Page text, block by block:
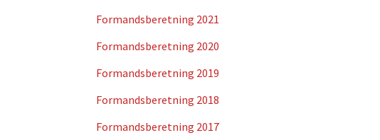
Formandsberetning 2021
Formandsberetning 2020
Formandsberetning 2019
Formandsberetning 2018
Formandsberetning 2017